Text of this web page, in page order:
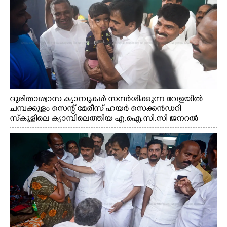
ദുരിതാശ്വാസ ക്യാമ്പുകൾ സന്ദർശിക്കുന്ന വേളയിൽ
ചമ്പക്കുളം സെന്റ് മേരീസ് ഹയർ സെക്കൻഡറി
സ്കൂളിലെ ക്യാമ്പിലെത്തിയ എ.ഐ.സി.സി ജനറൽ
സെക്രട്ടറി കെ.സി വേണുഗോപാൽ എം.പി കുരുന്നിനെ
എടുത്ത് ലാളിച്ചപ്പോൾ. സഹകരണ-എക്സൈസ്
വകുപ്പ് മന്ത്രി എം. ലിജു, കൃഷിവകുപ്പ് മന്ത്രി ടി. സിദ്ദിഖ്,
റെജി ചെറിയാൻ എം. എൽ. എ എന്നിവർ സമീപം